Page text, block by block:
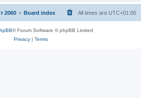
2060 Board index All times are UTC+01:00
® Forum Software © phpBB Limited
Privacy| Terms